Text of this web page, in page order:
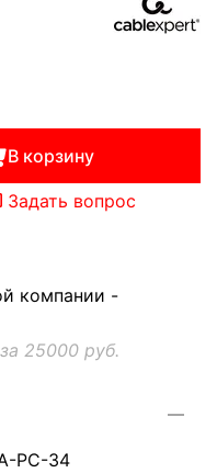
В корзину
Задать вопрос
компании -
25000 руб.
PC-34